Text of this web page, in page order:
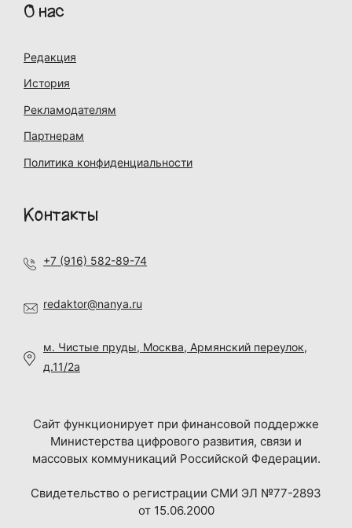
О нас
Редакция
История
Рекламодателям
Партнерам
Политика конфиденциальности
Контакты
+7 (916) 582-89-74
redaktor@nanya.ru
м. Чистые пруды, Москва, Армянский переулок,
д.11/2а
Сайт функционирует при финансовой поддержке
Министерства цифрового развития, связи и
массовых коммуникаций Российской Федерации.
Свидетельство о регистрации СМИ ЭЛ №77-2893
от 15.06.2000